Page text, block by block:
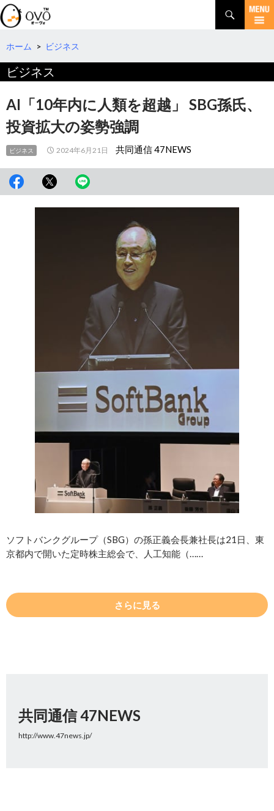
検
索
コ
テ
へ
動
ホーム > ビジネス
ビジネス
AI「10年内に人類を超越」 SBG孫氏、
投資拡大の姿勢強調
ビジネス 2024年6月21日 共同通信 47NEWS
ソフトバンクグループ（SBG）の孫正義会長兼社長は21日、東
京都内で開いた定時株主総会で、人工知能（……
さらに見る
共同通信 47NEWS
http://www.47news.jp/